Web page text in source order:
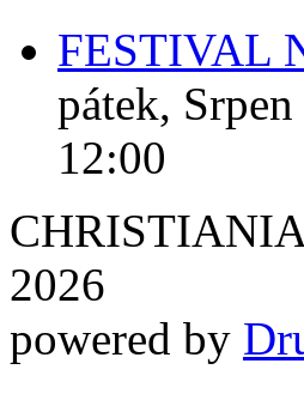
FESTIVAL
pátek,
12:00
2026
powered by